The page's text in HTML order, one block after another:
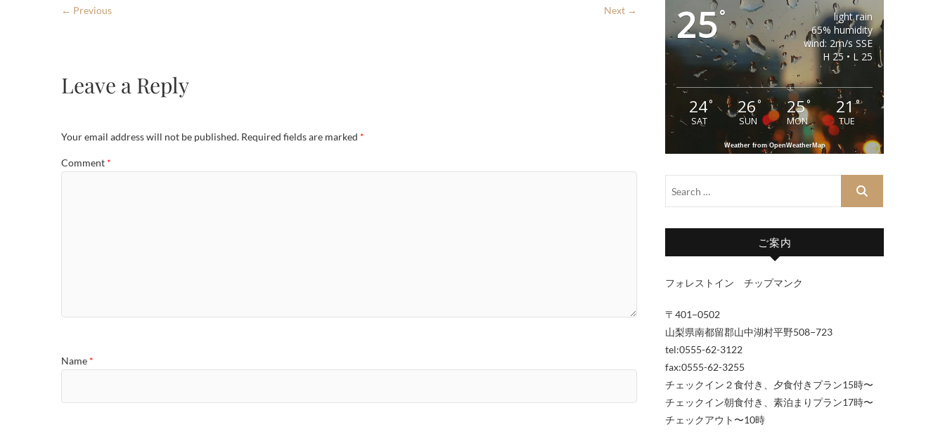
← Previous Next →
Leave a Reply
Your email address will not be published. Required fields are marked *
Comment *
Name *
25°
light rain
65% humidity
wind: 2m/s SSE
H 25 • L 25
24°
SAT
26°
SUN
25°
MON
21°
TUE
Weather from OpenWeatherMap
ご案内
フォレストイン チップマンク
〒401−0502
山梨県南都留郡山中湖村平野508−723
tel:0555-62-3122
fax:0555-62-3255
チェックイン２食付き、夕食付きプラン15時〜
チェックイン朝食付き、素泊まりプラン17時〜
チェックアウト〜10時